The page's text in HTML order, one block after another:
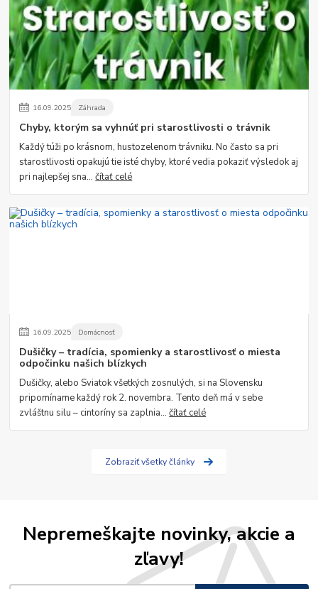
16.09.2025 Záhrada
Chyby, ktorým sa vyhnúť pri starostlivosti o trávnik
Každý túži po krásnom, hustozelenom trávniku. No často sa pri
starostlivosti opakujú tie isté chyby, ktoré vedia pokaziť výsledok aj
pri najlepšej sna...čítať celé
16.09.2025 Domácnosť
Dušičky – tradícia, spomienky a starostlivosť o miesta
odpočinku našich blízkych
Dušičky, alebo Sviatok všetkých zosnulých, si na Slovensku
pripomíname každý rok 2. novembra. Tento deň má v sebe
zvláštnu silu – cintoríny sa zaplnia...čítať celé
Zobraziť všetky články
Nepremeškajte novinky, akcie a
zľavy!